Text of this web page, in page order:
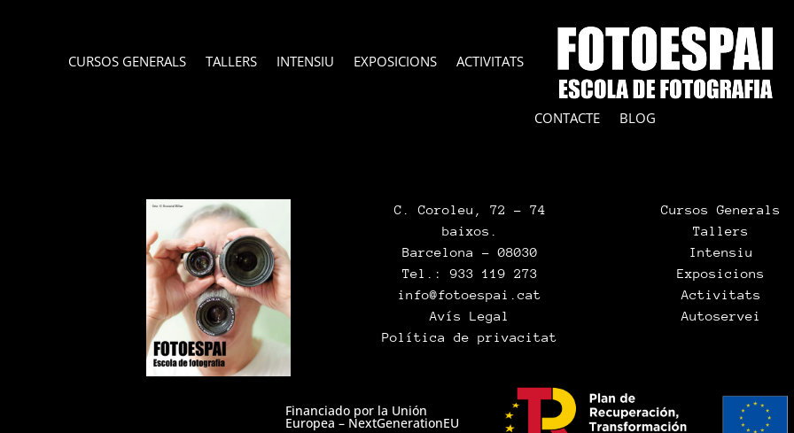
CURSOS GENERALS TALLERS INTENSIU EXPOSICIONS ACTIVITATS
CONTACTE BLOG
C. Coroleu, 72 – 74
baixos.
Barcelona – 08030
Tel.: 933 119 273
info@fotoespai.cat
Avís Legal
Política de privacitat
Cursos Generals
Tallers
Intensiu
Exposicions
Activitats
Autoservei
Financiado por la Unión
Europea – NextGenerationEU